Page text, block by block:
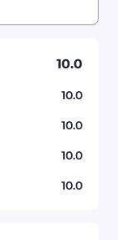
10.0
10.0
10.0
10.0
10.0